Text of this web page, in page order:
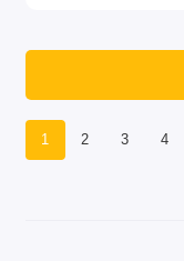
1 2 3 4